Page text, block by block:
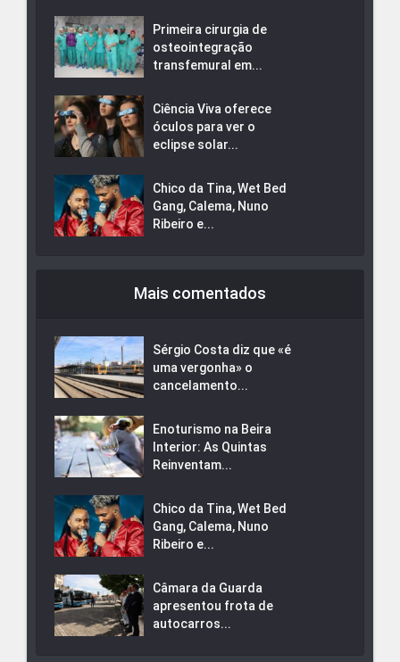
Primeira cirurgia de
osteointegração
transfemural em...
Ciência Viva oferece
óculos para ver o
eclipse solar...
Chico da Tina, Wet Bed
Gang, Calema, Nuno
Ribeiro e...
Mais comentados
Sérgio Costa diz que «é
uma vergonha» o
cancelamento...
Enoturismo na Beira
Interior: As Quintas
Reinventam...
Chico da Tina, Wet Bed
Gang, Calema, Nuno
Ribeiro e...
Câmara da Guarda
apresentou frota de
autocarros...